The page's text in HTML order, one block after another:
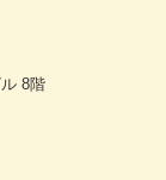
8階